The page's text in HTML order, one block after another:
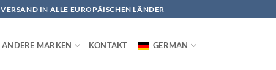
VERSAND IN ALLE EUROPÄISCHEN LÄNDER
ANDERE MARKEN KONTAKT GERMAN